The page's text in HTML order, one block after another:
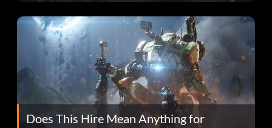
Does This Hire Mean Anything for